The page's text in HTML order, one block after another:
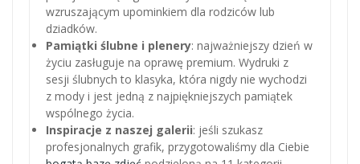
wzruszającym upominkiem dla rodziców lub
dziadków.
Pamiątki ślubne i plenery: najważniejszy dzień w
życiu zasługuje na oprawę premium. Wydruki z
sesji ślubnych to klasyka, która nigdy nie wychodzi
z mody i jest jedną z najpiękniejszych pamiątek
wspólnego życia.
Inspiracje z naszej galerii: jeśli szukasz
profesjonalnych grafik, przygotowaliśmy dla Ciebie